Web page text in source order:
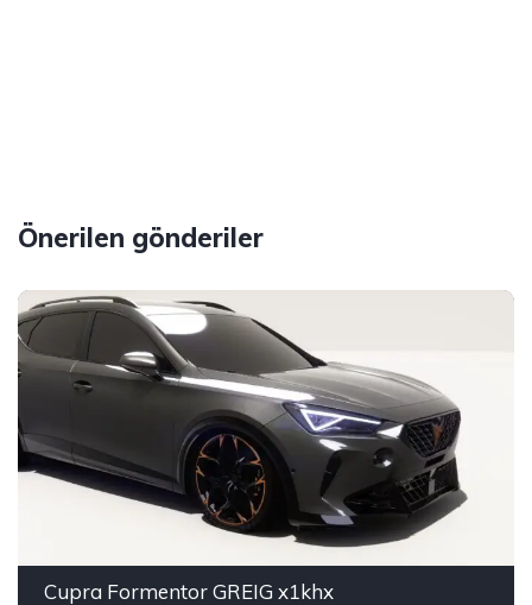
Önerilen gönderiler
Cupra Formentor GREIG x1khx